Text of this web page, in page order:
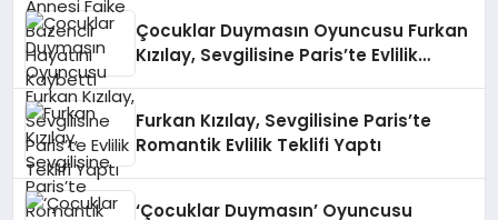
Çocuklar Duymasın Oyuncusu Furkan
Kızılay, Sevgilisine Paris’te Evlilik
Furkan Kızılay, Sevgilisine Paris’te
Romantik Evlilik Teklifi Yaptı
‘Çocuklar Duymasın’ Oyuncusu